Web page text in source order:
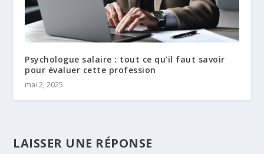
Psychologue salaire : tout ce qu’il faut savoir
pour évaluer cette profession
mai 2, 2025
LAISSER UNE RÉPONSE